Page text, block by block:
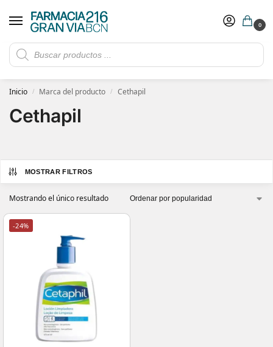
0
Rebajas de verano hasta -30%
​ 5€ de descuento con el cupón 5GRANVIA (compras superiores a 150€)
Inicio / Marca del producto / Cethapil
Cethapil
MOSTRAR FILTROS
Mostrando el único resultado
-24%